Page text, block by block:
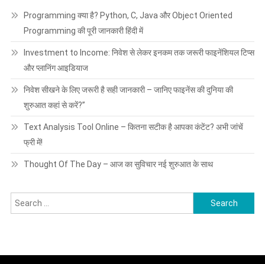
Programming क्या है? Python, C, Java और Object Oriented
Programming की पूरी जानकारी हिंदी में
Investment to Income: निवेश से लेकर इनकम तक जरूरी फाइनेंशियल टिप्स
और प्लानिंग आइडियाज
निवेश सीखने के लिए जरूरी है सही जानकारी – जानिए फाइनेंस की दुनिया की
शुरुआत कहां से करें?”
Text Analysis Tool Online – कितना सटीक है आपका कंटेंट? अभी जांचें
फ्री में!
Thought Of The Day – आज का सुविचार नई शुरुआत के साथ
Search
for: